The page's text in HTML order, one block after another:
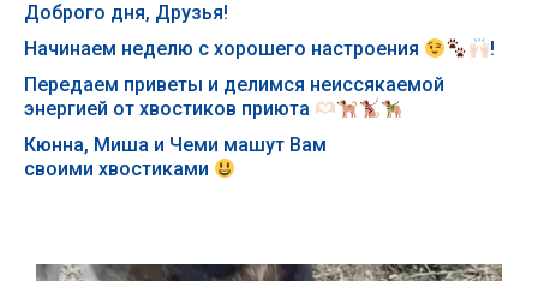
Доброго дня, Друзья!
Начинаем неделю с хорошего настроения
!
Передаем приветы и делимся неиссякаемой
энергией от хвостиков приюта
Кюнна, Миша и Чеми машут Вам
своими хвостиками